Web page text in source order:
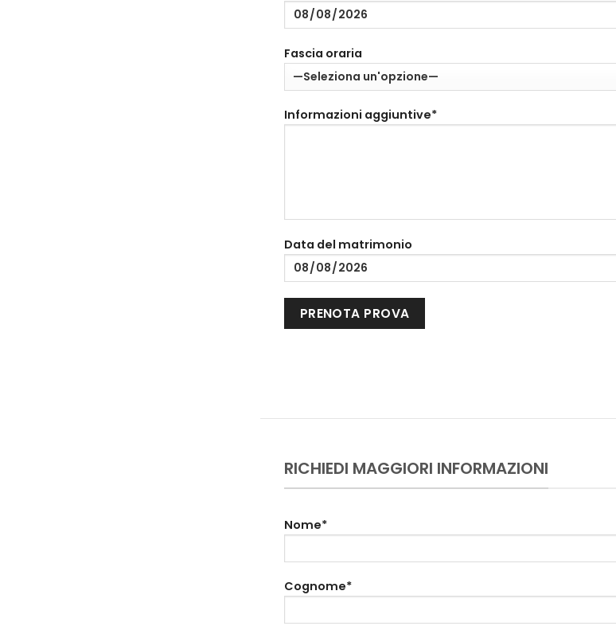
Fascia oraria
Informazioni aggiuntive*
Data del matrimonio
RICHIEDI MAGGIORI INFORMAZIONI
Nome*
Cognome*